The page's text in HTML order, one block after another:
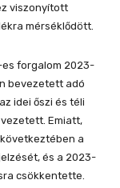
viszonyított
mérséklődött.
es forgalom 2023-
bevezetett adó
idei őszi és téli
Emiatt,
a
és a 2023-
csökkentette.